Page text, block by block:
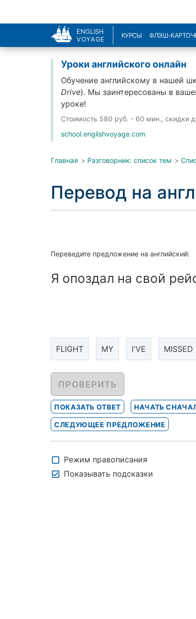
ENGLISH
VOYAGE
КУРСЫ ФЛЭШ-
Уроки английского онлайн
Обучение английскому в нашей
Drive). Мы заинтересованы в
уроке!
Стоимость 580 руб. - 60 мин., скидки
school.englishvoyage.com
Главная > Разговорник: список тем >
Перевод на
Переведите предложение на английский:
Я опоздал на свой
FLIGHT MY I'VE MISSED
ПРОВЕРИТЬ
ПОКАЗАТЬ ОТВЕТ НАЧАТЬ
СЛЕДУЮЩЕЕ ПРЕДЛОЖЕНИЕ
Режим правописания
Показывать подсказки